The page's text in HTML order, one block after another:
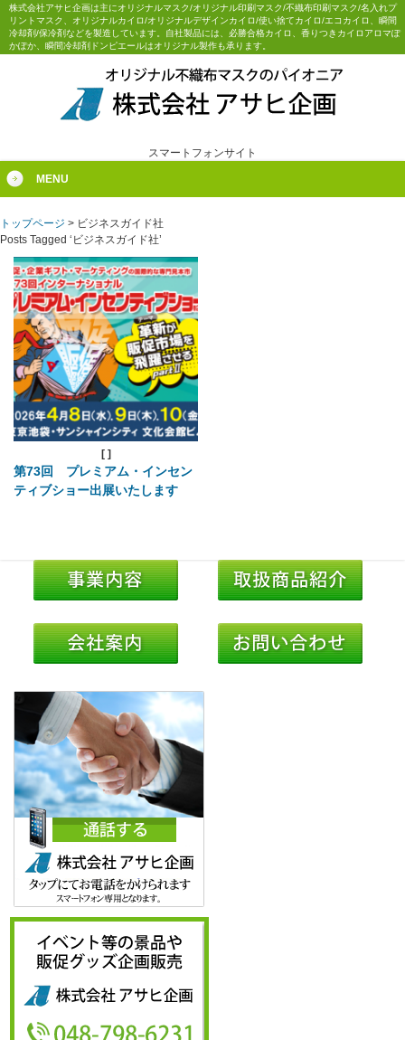
株式会社アサヒ企画は主にオリジナルマスク/オリジナル印刷マスク/不織布印刷マスク/名入れプ
リントマスク、オリジナルカイロ/オリジナルデザインカイロ/使い捨てカイロ/エコカイロ、瞬間
冷却剤/保冷剤などを製造しています。自社製品には、必勝合格カイロ、香りつきカイロアロマぽ
かぽか、瞬間冷却剤ドンピエールはオリジナル製作も承ります。
スマートフォンサイト
MENU
トップページ > ビジネスガイド社
Posts Tagged ‘ビジネスガイド社’
[ ]
第73回 プレミアム・インセン
ティブショー出展いたします